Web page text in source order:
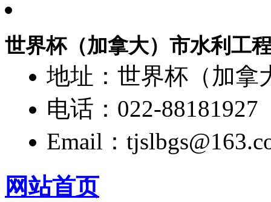
世界杯（加拿大）市水利工
地址：世界杯（加拿
电话：022-88181927
Email：
网站首页